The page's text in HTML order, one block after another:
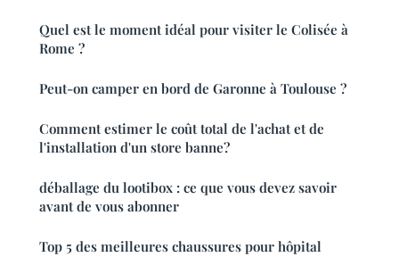
Quel est le moment idéal pour visiter le Colisée à
Rome ?
Peut-on camper en bord de Garonne à Toulouse ?
Comment estimer le coût total de l'achat et de
l'installation d'un store banne?
déballage du lootibox : ce que vous devez savoir
avant de vous abonner
Top 5 des meilleures chaussures pour hôpital